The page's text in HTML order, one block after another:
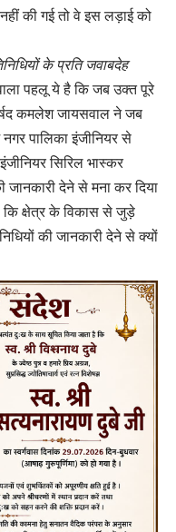
की गई तो वे इस लड़ाई को
के प्रति जवाबदेह
पहलू ये है कि जब उक्त पूरे
कमलेश जायसवाल ने जब
पालिका इंजीनियर से
सिरिल भास्कर
जानकारी देने से मना कर दिया
क्षेत्र के विकास से जुड़े
की जानकारी देने से क्यों